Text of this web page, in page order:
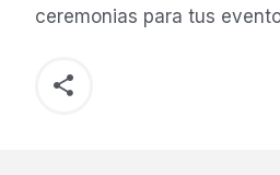
ceremonias para tus